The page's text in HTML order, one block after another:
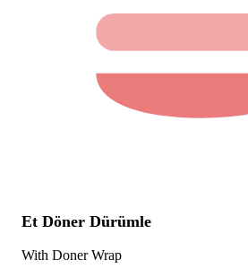
Et Döner Dürümle
With Doner Wrap